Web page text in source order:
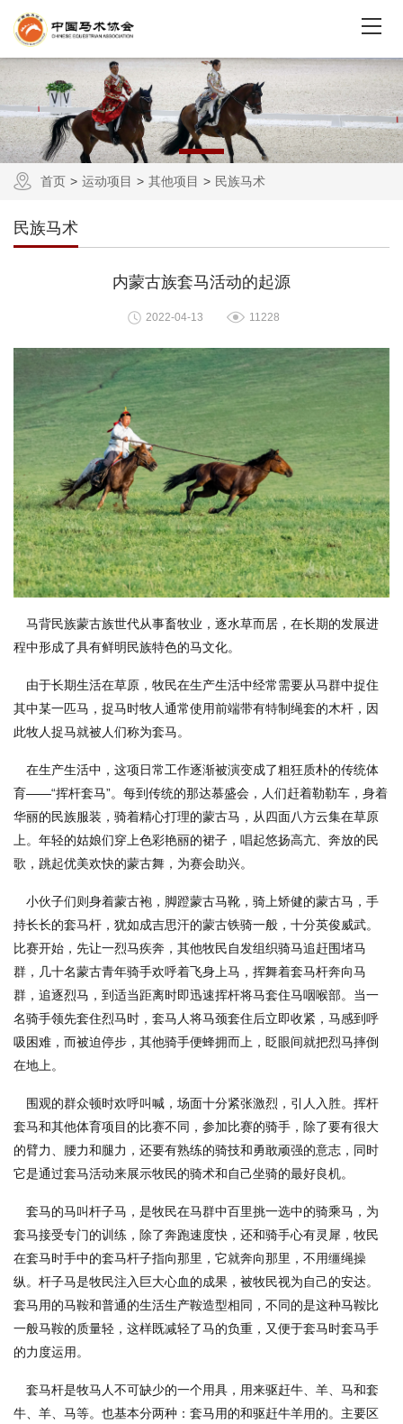
首页 运动项目 其他项目 民族马术
民族马术
内蒙古族套马活动的起源
2022-04-13 11228
马背民族蒙古族世代从事畜牧业，逐水草而居，在长期的发展进
程中形成了具有鲜明民族特色的马文化。
由于长期生活在草原，牧民在生产生活中经常需要从马群中捉住
其中某一匹马，捉马时牧人通常使用前端带有特制绳套的木杆，因
此牧人捉马就被人们称为套马。
在生产生活中，这项日常工作逐渐被演变成了粗狂质朴的传统体
育——“挥杆套马”。每到传统的那达慕盛会，人们赶着勒勒车，身着
华丽的民族服装，骑着精心打理的蒙古马，从四面八方云集在草原
上。年轻的姑娘们穿上色彩艳丽的裙子，唱起悠扬高亢、奔放的民
歌，跳起优美欢快的蒙古舞，为赛会助兴。
小伙子们则身着蒙古袍，脚蹬蒙古马靴，骑上矫健的蒙古马，手
持长长的套马杆，犹如成吉思汗的蒙古铁骑一般，十分英俊威武。
比赛开始，先让一烈马疾奔，其他牧民自发组织骑马追赶围堵马
群，几十名蒙古青年骑手欢呼着飞身上马，挥舞着套马杆奔向马
群，追逐烈马，到适当距离时即迅速挥杆将马套住马咽喉部。当一
名骑手领先套住烈马时，套马人将马颈套住后立即收紧，马感到呼
吸困难，而被迫停步，其他骑手便蜂拥而上，眨眼间就把烈马摔倒
在地上。
围观的群众顿时欢呼叫喊，场面十分紧张激烈，引人入胜。挥杆
套马和其他体育项目的比赛不同，参加比赛的骑手，除了要有很大
的臂力、腰力和腿力，还要有熟练的骑技和勇敢顽强的意志，同时
它是通过套马活动来展示牧民的骑术和自己坐骑的最好良机。
套马的马叫杆子马，是牧民在马群中百里挑一选中的骑乘马，为
套马接受专门的训练，除了奔跑速度快，还和骑手心有灵犀，牧民
在套马时手中的套马杆子指向那里，它就奔向那里，不用缰绳操
纵。杆子马是牧民注入巨大心血的成果，被牧民视为自己的安达。
套马用的马鞍和普通的生活生产鞍造型相同，不同的是这种马鞍比
一般马鞍的质量轻，这样既减轻了马的负重，又便于套马时套马手
的力度运用。
套马杆是牧马人不可缺少的一个用具，用来驱赶牛、羊、马和套
牛、羊、马等。也基本分两种：套马用的和驱赶牛羊用的。主要区